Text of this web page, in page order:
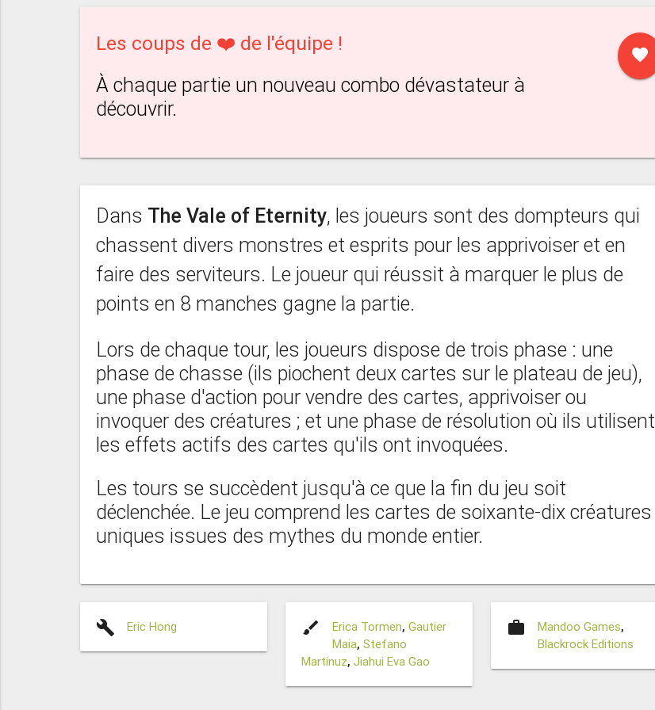
favorite
Les coups de ❤️ de l'équipe !
À chaque partie un nouveau combo dévastateur à
découvrir.
Dans The Vale of Eternity, les joueurs sont des dompteurs qui
chassent divers monstres et esprits pour les apprivoiser et en
faire des serviteurs. Le joueur qui réussit à marquer le plus de
points en 8 manches gagne la partie.
Lors de chaque tour, les joueurs dispose de trois phase : une
phase de chasse (ils piochent deux cartes sur le plateau de jeu),
une phase d'action pour vendre des cartes, apprivoiser ou
invoquer des créatures ; et une phase de résolution où ils utilisent
les effets actifs des cartes qu'ils ont invoquées.
Les tours se succèdent jusqu'à ce que la fin du jeu soit
déclenchée. Le jeu comprend les cartes de soixante-dix créatures
uniques issues des mythes du monde entier.
build Eric Hong brush Erica Tormen, Gautier
Maia, Stefano
Martinuz, Jiahui Eva Gao
work Mandoo Games,
Blackrock Editions